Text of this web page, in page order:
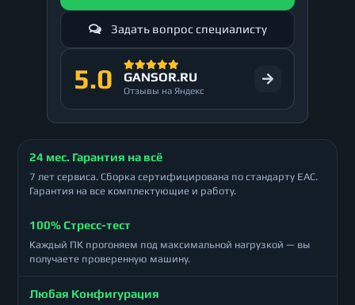
Задать вопрос специалисту
5.0 GANSOR.RU
Отзывы на Яндекс
24 мес. Гарантия на всё
7 лет сервиса. Сборка сертифицирована по стандарту ЕАС.
Гарантия на все комплектующие и работу.
100% Стресс-тест
Каждый ПК прогоняем под максимальной нагрузкой — вы
получаете проверенную машину.
Любая Конфигурация